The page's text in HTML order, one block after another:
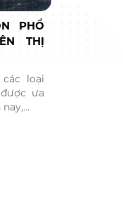
PHỔ
THỊ
loại
ưa